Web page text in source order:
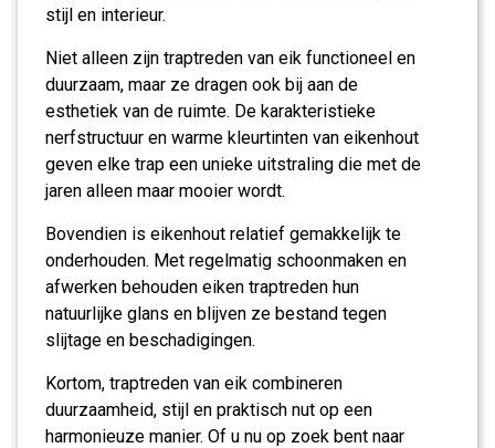
stijl en interieur.
Niet alleen zijn traptreden van eik functioneel en
duurzaam, maar ze dragen ook bij aan de
esthetiek van de ruimte. De karakteristieke
nerfstructuur en warme kleurtinten van eikenhout
geven elke trap een unieke uitstraling die met de
jaren alleen maar mooier wordt.
Bovendien is eikenhout relatief gemakkelijk te
onderhouden. Met regelmatig schoonmaken en
afwerken behouden eiken traptreden hun
natuurlijke glans en blijven ze bestand tegen
slijtage en beschadigingen.
Kortom, traptreden van eik combineren
duurzaamheid, stijl en praktisch nut op een
harmonieuze manier. Of u nu op zoek bent naar